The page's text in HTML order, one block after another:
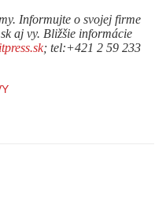
Informujte o svojej firme
aj vy. Bližšie informácie
; tel:+421 2 59 233